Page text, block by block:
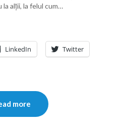
alţii, la felul cum…
LinkedIn Twitter
more